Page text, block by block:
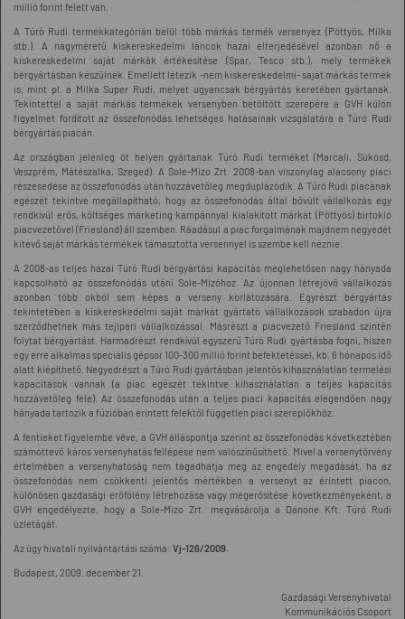
millió forint felett van.
A Túró Rudi termékkategórián belül több márkás termék versenyez (Pöttyös, Milka
stb.). A nagyméretű kiskereskedelmi láncok hazai elterjedésével azonban nő a
kiskereskedelmi saját márkák értékesítése (Spar, Tesco stb.), mely termékek
bérgyártásban készülnek. Emellett létezik -nem kiskereskedelmi- saját márkás termék
is, mint pl. a Milka Super Rudi, melyet ugyancsak bérgyártás keretében gyártanak.
Tekintettel a saját márkás termékek versenyben betöltött szerepére a GVH külön
figyelmet fordított az összefonódás lehetséges hatásainak vizsgálatára a Túró Rudi
bérgyártás piacán.
Az országban jelenleg öt helyen gyártanak Túró Rudi terméket (Marcali, Sükösd,
Veszprém, Mátészalka, Szeged). A Sole-Mizo Zrt. 2008-ban viszonylag alacsony piaci
részesedése az összefonódás után hozzávetőleg megduplázódik. A Túró Rudi piacának
egészét tekintve megállapítható, hogy az összefonódás által bővült vállalkozás egy
rendkívül erős, költséges marketing kampánnyal kialakított márkát (Pöttyös) birtokló
piacvezetővel (Friesland) áll szemben. Ráadásul a piac forgalmának majdnem negyedét
kitevő saját márkás termékek támasztotta versennyel is szembe kell néznie.
A 2008-as teljes hazai Túró Rudi bérgyártási kapacitás meglehetősen nagy hányada
kapcsolható az összefonódás utáni Sole-Mizóhoz. Az újonnan létrejövő vállalkozás
azonban több okból sem képes a verseny korlátozására. Egyrészt bérgyártás
tekintetében a kiskereskedelmi saját márkát gyártató vállalkozások szabadon újra
szerződhetnek más tejipari vállalkozással. Másrészt a piacvezető Friesland szintén
folytat bérgyártást. Harmadrészt rendkívül egyszerű Túró Rudi gyártásba fogni, hiszen
egy erre alkalmas speciális gépsor 100-300 millió forint befektetéssel, kb. 6 hónapos idő
alatt kiépíthető. Negyedrészt a Túró Rudi gyártásban jelentős kihasználatlan termelési
kapacitások vannak (a piac egészét tekintve kihasználatlan a teljes kapacitás
hozzávetőleg fele). Az összefonódás után a teljes piaci kapacitás elegendően nagy
hányada tartozik a fúzióban érintett felektől független piaci szereplőkhöz.
A fentieket figyelembe véve, a GVH álláspontja szerint az összefonódás következtében
számottevő káros versenyhatás fellépése nem valószínűsíthető. Mivel a versenytörvény
értelmében a versenyhatóság nem tagadhatja meg az engedély megadását, ha az
összefonódás nem csökkenti jelentős mértékben a versenyt az érintett piacon,
különösen gazdasági erőfölény létrehozása vagy megerősítése következményeként, a
GVH engedélyezte, hogy a Sole-Mizo Zrt. megvásárolja a Danone Kft. Túró Rudi
üzletágát.
Az ügy hivatali nyilvántartási száma: Vj-126/2009.
Budapest, 2009. december 21.
Gazdasági Versenyhivatal
Kommunikációs Csoport